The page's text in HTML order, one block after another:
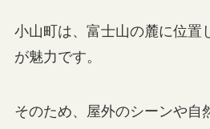
小山町は、富士山の麓に位置
が魅力です。
そのため、屋外のシーンや自